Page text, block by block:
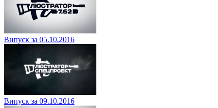
Випуск за 05.10.2016
Випуск за 09.10.2016